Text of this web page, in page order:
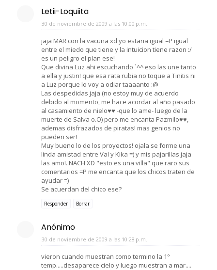
Letii-Loquiita
30 de noviembre de 2009 a las 10:00 p.m.
jaja MAR con la vacuna xd yo estaria igual =P igual
entre el miedo que tiene y la intuicion tiene razon :/
es un peligro el plan ese!
Que divina Luz ahi escuchando `^^ eso las une tanto
a ella y justin! que esa rata rubia no toque a Tinitis ni
a Luz porque lo voy a odiar taaaanto :@
Las despedidas jaja (no estoy muy de acuerdo
debido al momento, me hace acordar al año pasado
al casamiento de nielo♥♥ -que lo ame- luego de la
muerte de Salva o.O) pero me encanta Pazmilo♥♥,
ademas disfrazados de piratas! mas genios no
pueden ser!
Muy bueno lo de los proyectos! ojala se forme una
linda amistad entre Val y Kika =) y mis pajarillas jaja
las amo!..NACH XD "esto es una villa" que raro sus
comentarios =P me encanta que los chicos traten de
ayudar =)
Se acuerdan del chico ese?
Responder Borrar
Anónimo
30 de noviembre de 2009 a las 10:28 p.m.
vieron cuando muestran como termino la 1°
temp.....desaparece cielo y luego muestran a mar....